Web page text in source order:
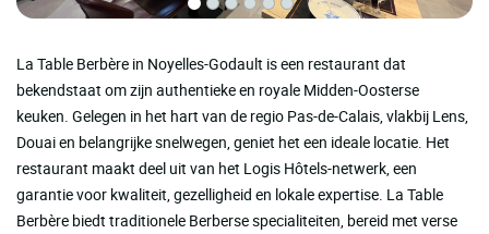
La Table Berbère in Noyelles-Godault is een restaurant dat
bekendstaat om zijn authentieke en royale Midden-Oosterse
keuken. Gelegen in het hart van de regio Pas-de-Calais, vlakbij Lens,
Douai en belangrijke snelwegen, geniet het een ideale locatie. Het
restaurant maakt deel uit van het Logis Hôtels-netwerk, een
garantie voor kwaliteit, gezelligheid en lokale expertise. La Table
Berbère biedt traditionele Berberse specialiteiten, bereid met verse